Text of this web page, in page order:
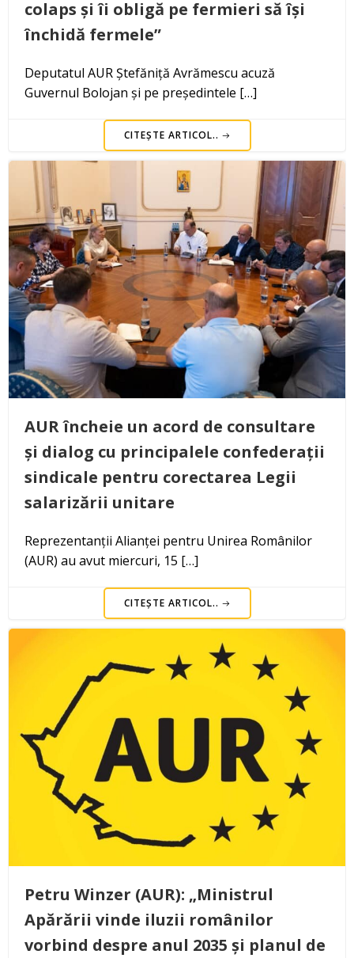
colaps și îi obligă pe fermieri să își
închidă fermele”
Deputatul AUR Ștefăniță Avrămescu acuză
Guvernul Bolojan și pe președintele […]
CITEȘTE ARTICOL..
AUR încheie un acord de consultare
și dialog cu principalele confederații
sindicale pentru corectarea Legii
salarizării unitare
Reprezentanții Alianței pentru Unirea Românilor
(AUR) au avut miercuri, 15 […]
CITEȘTE ARTICOL..
Petru Winzer (AUR): „Ministrul
Apărării vinde iluzii românilor
vorbind despre anul 2035 și planul de